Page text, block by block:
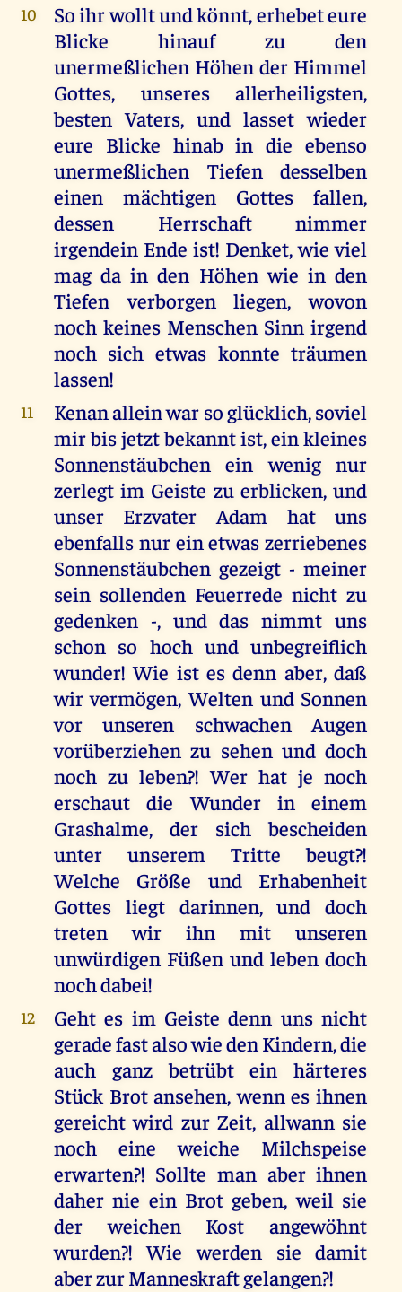
10
So ihr wollt und könnt, erhebet eure
Blicke hinauf zu den
unermeßlichen Höhen der Himmel
Gottes, unseres allerheiligsten,
besten Vaters, und lasset wieder
eure Blicke hinab in die ebenso
unermeßlichen Tiefen desselben
einen mächtigen Gottes fallen,
dessen Herrschaft nimmer
irgendein Ende ist! Denket, wie viel
mag da in den Höhen wie in den
Tiefen verborgen liegen, wovon
noch keines Menschen Sinn irgend
noch sich etwas konnte träumen
lassen!
11
Kenan allein war so glücklich, soviel
mir bis jetzt bekannt ist, ein kleines
Sonnenstäubchen ein wenig nur
zerlegt im Geiste zu erblicken, und
unser Erzvater Adam hat uns
ebenfalls nur ein etwas zerriebenes
Sonnenstäubchen gezeigt - meiner
sein sollenden Feuerrede nicht zu
gedenken -, und das nimmt uns
schon so hoch und unbegreiflich
wunder! Wie ist es denn aber, daß
wir vermögen, Welten und Sonnen
vor unseren schwachen Augen
vorüberziehen zu sehen und doch
noch zu leben?! Wer hat je noch
erschaut die Wunder in einem
Grashalme, der sich bescheiden
unter unserem Tritte beugt?!
Welche Größe und Erhabenheit
Gottes liegt darinnen, und doch
treten wir ihn mit unseren
unwürdigen Füßen und leben doch
noch dabei!
12
Geht es im Geiste denn uns nicht
gerade fast also wie den Kindern, die
auch ganz betrübt ein härteres
Stück Brot ansehen, wenn es ihnen
gereicht wird zur Zeit, allwann sie
noch eine weiche Milchspeise
erwarten?! Sollte man aber ihnen
daher nie ein Brot geben, weil sie
der weichen Kost angewöhnt
wurden?! Wie werden sie damit
aber zur Manneskraft gelangen?!